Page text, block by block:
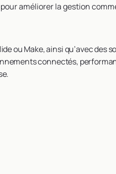
améliorer la gestion
ou Make, ainsi qu’avec des
connectés,